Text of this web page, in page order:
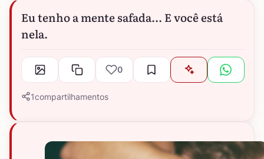
Eu tenho a mente safada... E você está
nela.
0
1compartilhamentos